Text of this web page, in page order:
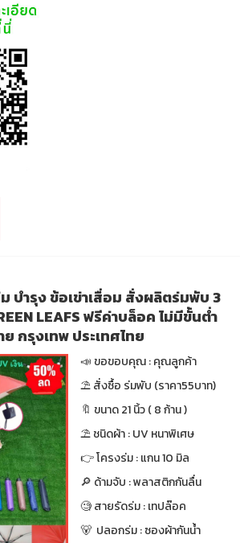
บำรุง ข้อเข่าเสื่อม สั่งผลิตร่มพับ 3
LEAFS ฟรีค่าบล็อค ไม่มีขั้นต่ำ
กรุงเทพ ประเทศไทย
📣 ขอขอบคุณ : คุณลูกค้า
⛱ สั่งซื้อ ร่มพับ (ราคา55บาท)
🔖 ขนาด 21 นิ้ว ( 8 ก้าน )
⛱ ชนิดผ้า : UV หนาพิเศษ
👉 โครงร่ม : แกน 10 มิล
🔎 ด้ามจับ : พลาสติกกันลื่น
🧐 สายรัดร่ม : เทปล๊อค
🐻 ปลอกร่ม : ซองผ้ากันน้ำ